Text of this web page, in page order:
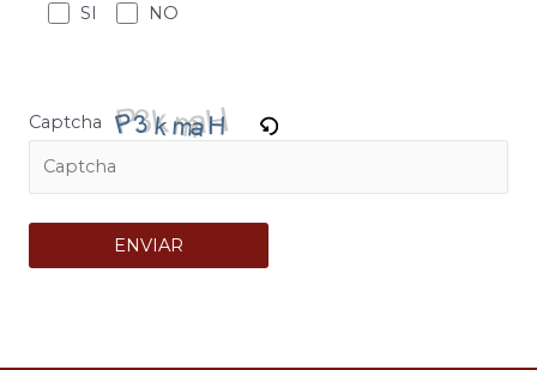
SI
NO
Captcha